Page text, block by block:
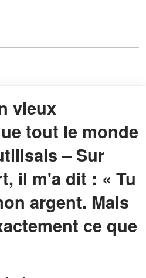
vieux
tout le monde
– Sur
il m'a dit : « Tu
argent. Mais
ce que